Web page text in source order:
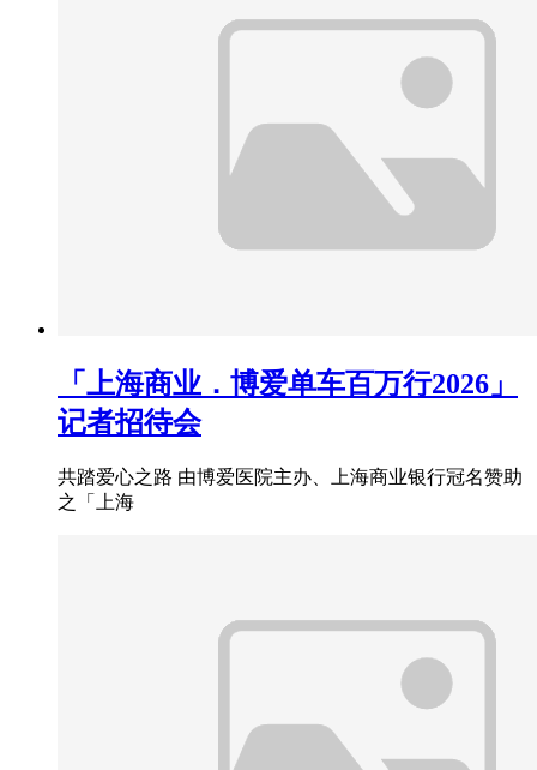
「上海商业．博爱单车百万行2026」
记者招待会
共踏爱心之路 由博爱医院主办、上海商业银行冠名赞助
之「上海